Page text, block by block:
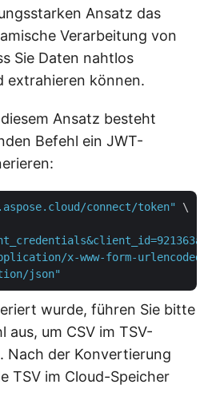
Ansatz das
Verarbeitung von
Sie Daten nahtlos
extrahieren können.
Ansatz besteht
Befehl ein JWT-
connect/token"
\
x-www-form-urlencoded"
json"
wurde, führen Sie bitte
aus, um CSV im TSV-
Nach der Konvertierung
TSV im Cloud-Speicher